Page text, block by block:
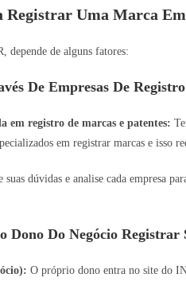
Registrar Uma Marca
depende de alguns fatores:
De Empresas De
em registro de marcas e patentes:
em registrar marcas e isso
suas dúvidas e analise cada empresa
Dono Do Negócio Registrar
O próprio dono entra no site do